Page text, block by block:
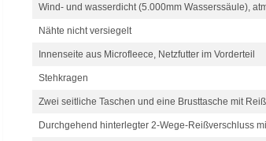
Wind- und wasserdicht (5.000mm Wasserssäule),
Nähte nicht versiegelt
Innenseite aus Microfleece, Netzfutter im Vorderteil
Stehkragen
Zwei seitliche Taschen und eine Brusttasche mit
Durchgehend hinterlegter 2-Wege-Reißverschluss